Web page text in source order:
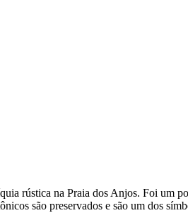
rústica na Praia dos Anjos. Foi um
são preservados e são um dos